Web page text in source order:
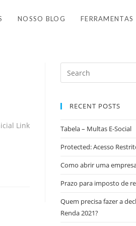
NOSSO BLOG FERRAMENTAS
Link
RECENT POSTS
Tabela – Multas E-Social
Protected: Acesso
Como abrir uma
Prazo para imposto de
Quem precisa fazer a
Renda 2021?